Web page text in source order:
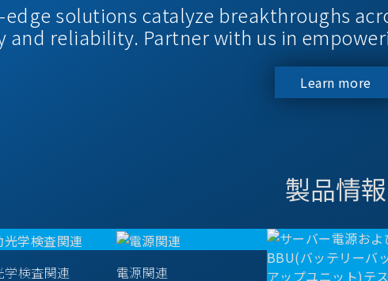
solutions catalyze breakthroughs
and reliability. Partner with us in
Learn more
製品情報
学検査関連 電源関連